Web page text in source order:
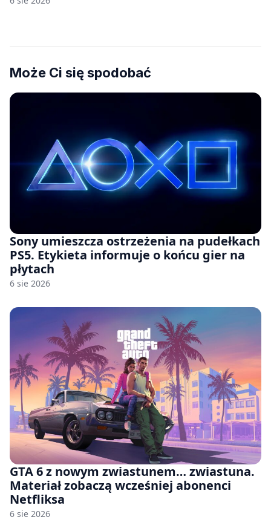
Może Ci się spodobać
Sony umieszcza ostrzeżenia na pudełkach
PS5. Etykieta informuje o końcu gier na
płytach
6 sie 2026
GTA 6 z nowym zwiastunem… zwiastuna.
Materiał zobaczą wcześniej abonenci
Netfliksa
6 sie 2026